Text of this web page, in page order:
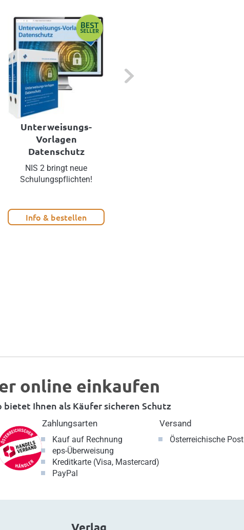
Next
Unterweisungs-
Vorlagen
Datenschutz
NIS 2 bringt neue
Schulungspflichten!
Info & bestellen
online einkaufen
bietet Ihnen als Käufer sicheren Schutz
Zahlungsarten
Kauf auf Rechnung
eps-Überweisung
Kreditkarte (Visa, Mastercard)
PayPal
Versand
Österreichische Post
Verlag